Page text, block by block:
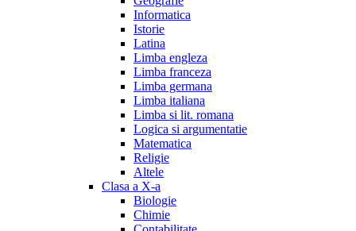
Informatica
Istorie
Latina
Limba engleza
Limba franceza
Limba germana
Limba italiana
Limba si lit. romana
Logica si argumentatie
Matematica
Religie
Altele
Clasa a X-a
Biologie
Chimie